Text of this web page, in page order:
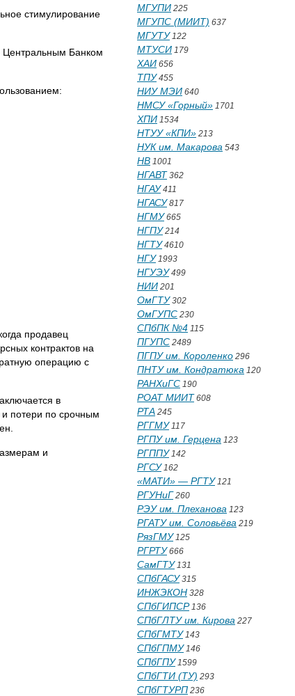
стимулирование
Центральным Банком
продавец
контрактов на
операцию с
в
потери по срочным
и
МГУПИ 225
МГУПС (МИИТ) 637
МГУТУ122
МТУСИ 179
ХАИ 656
ТПУ455
НИУ МЭИ 640
НМСУ «Горный» 1701
ХПИ 1534
НТУУ «КПИ» 213
НУК им. Макарова 543
НВ 1001
НГАВТ 362
НГАУ411
НГАСУ817
НГМУ665
НГПУ214
НГТУ4610
НГУ1993
НГУЭУ499
НИИ 201
ОмГТУ302
ОмГУПС 230
СПбПК №4 115
ПГУПС 2489
ПГПУ им. Короленко 296
ПНТУ им. Кондратюка 120
РАНХиГС 190
РОАТ МИИТ 608
РТА 245
РГГМУ117
РГПУ им. Герцена 123
РГППУ142
РГСУ162
«МАТИ» — РГТУ121
РГУНиГ 260
РЭУ им. Плеханова 123
РГАТУ им. Соловьёва 219
РязГМУ125
РГРТУ666
СамГТУ131
СПбГАСУ315
ИНЖЭКОН 328
СПбГИПСР136
СПбГЛТУ им. Кирова 227
СПбГМТУ143
СПбГПМУ146
СПбГПУ1599
СПбГТИ (ТУ) 293
СПбГТУРП 236